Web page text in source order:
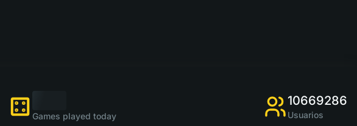
Games played today
10669286
Usuarios